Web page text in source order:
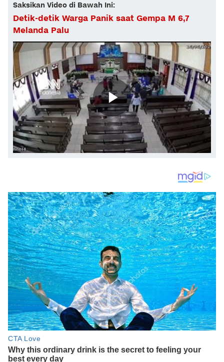
Saksikan Video di Bawah Ini:
Detik-detik Warga Panik saat Gempa M 6,7
Melanda Palu